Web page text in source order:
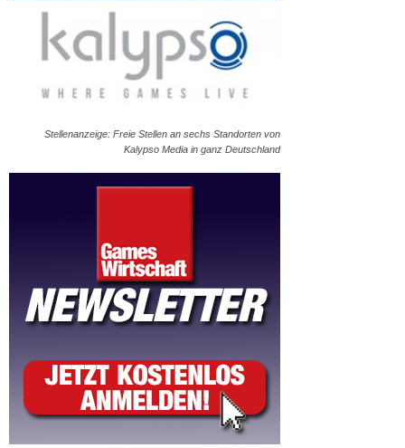
Stellenanzeige: Freie Stellen an sechs Standorten von
Kalypso Media in ganz Deutschland